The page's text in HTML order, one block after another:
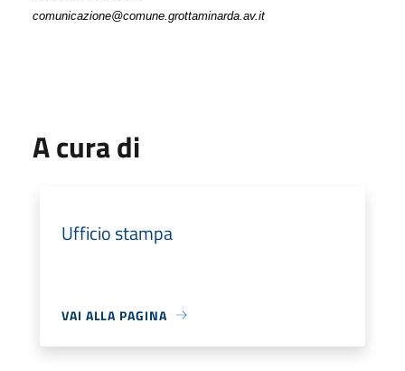
comunicazione@comune.grottaminarda.av.it
A cura di
Ufficio stampa
VAI ALLA PAGINA